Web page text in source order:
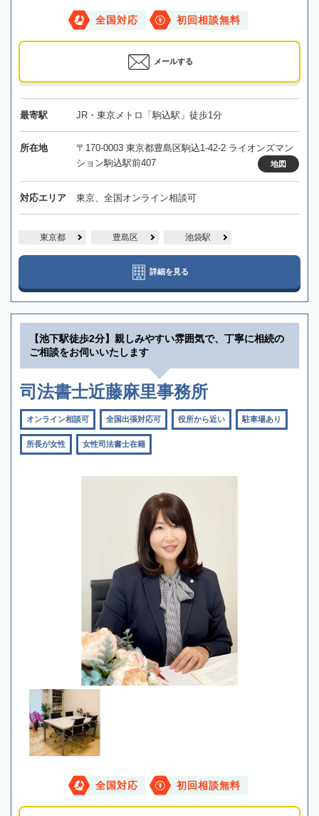
全国対応 初回相談無料
メールする
最寄駅 JR・東京メトロ「駒込駅」徒歩1分
所在地
〒170-0003 東京都豊島区駒込1-42-2 ライオンズマン
ション駒込駅前407
地図
対応エリア 東京、全国オンライン相談可
東京都 豊島区 池袋駅
詳細を見る
【池下駅徒歩2分】親しみやすい雰囲気で、丁寧に相続の
ご相談をお伺いいたします
司法書士近藤麻里事務所
オンライン相談可 全国出張対応可 役所から近い 駐車場あり
所長が女性 女性司法書士在籍
全国対応 初回相談無料